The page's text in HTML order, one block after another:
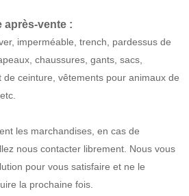
après-vente :
imperméable, trench, pardessus de
chaussures, gants, sacs,
de ceinture, vêtements pour animaux de
les marchandises, en cas de
nous contacter librement. Nous vous
pour vous satisfaire et ne le
la prochaine fois.